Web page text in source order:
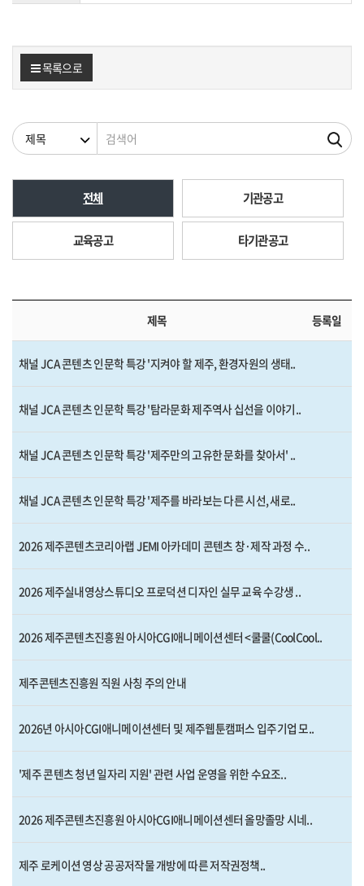
목록으로
검색조건 검색어
전체 기관공고
교육공고 타기관공고
제목 등록일
채널 JCA 콘텐츠 인문학 특강 '지켜야 할 제주, 환경자원의 생태..
채널 JCA 콘텐츠 인문학 특강 '탐라문화 제주역사 십선을 이야기..
채널 JCA 콘텐츠 인문학 특강 '제주만의 고유한 문화를 찾아서' ..
채널 JCA 콘텐츠 인문학 특강 '제주를 바라보는 다른 시선, 새로..
2026 제주콘텐츠코리아랩 JEMI 아카데미 콘텐츠 창·제작 과정 수..
2026 제주실내영상스튜디오 프로덕션 디자인 실무 교육 수강생 ..
2026 제주콘텐츠진흥원 아시아CGI애니메이션센터 <쿨쿨(CoolCool..
제주콘텐츠진흥원 직원 사칭 주의 안내
2026년 아시아CGI애니메이션센터 및 제주웹툰캠퍼스 입주기업 모..
'제주 콘텐츠 청년 일자리 지원' 관련 사업 운영을 위한 수요조..
2026 제주콘텐츠진흥원 아시아CGI애니메이션센터 올망졸망 시네..
제주 로케이션 영상 공공저작물 개방에 따른 저작권정책..